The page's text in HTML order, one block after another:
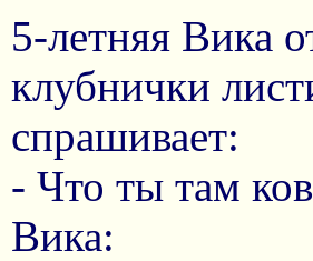
5-летняя Вика
клубнички
спрашивает:
- Что ты там
Вика: